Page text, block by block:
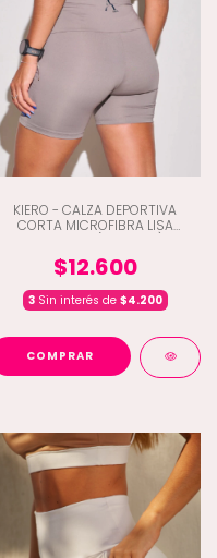
KIERO - CALZA DEPORTIVA
CORTA MICROFIBRA LISA
$12.600
3Sin interés de $4.200
COMPRAR